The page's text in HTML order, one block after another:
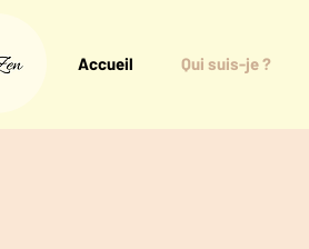
Accueil Qui suis-je ?